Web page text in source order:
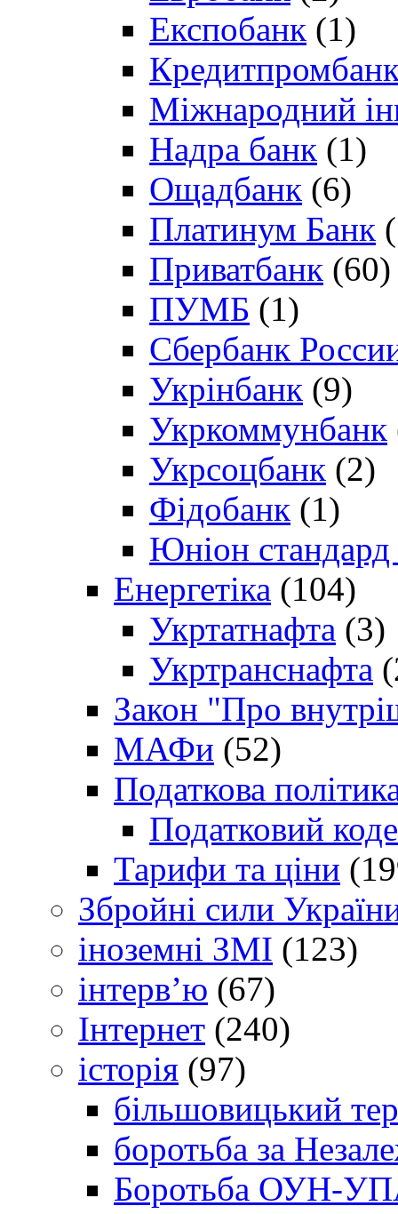
Експобанк (1)
Міжнародний
Надра банк (1)
Ощадбанк (6)
Платинум Банк
Приватбанк (60)
ПУМБ (1)
Сбербанк
Укрінбанк (9)
Укркоммунбанк
Укрсоцбанк (2)
Фідобанк (1)
Юніон стандард
Енергетіка (104)
Укртатнафта (3)
Укртранснафта
Закон "Про
МАФи (52)
Податкова
Податковий
Тарифи та ціни
Збройні сили
іноземні ЗМІ (123)
інтерв’ю (67)
Інтернет (240)
історія (97)
більшовицький
боротьба за
Боротьба ОУН-УПА